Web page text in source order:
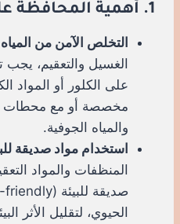
1. أهمية المحافظة على البيئة
التخلص الآمن من المياه
الغسيل والتعقيم، يجب
على الكلور أو المواد
مخصصة أو مع محطات
والمياه الجوفية.
استخدام مواد صديقة
المنظفات والمواد
الحيوي، لتقليل الأثر